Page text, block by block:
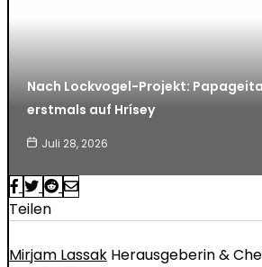
Nach Lockvogel-Projekt:
erstmals auf Hrísey
Juli 28, 2026
Teilen
Mirjam Lassak Herausgeberin &